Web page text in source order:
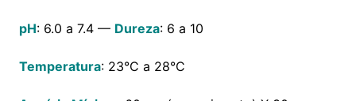
pH: 6.0 a 7.4 — Dureza: 6 a 10
Temperatura: 23°C a 28°C